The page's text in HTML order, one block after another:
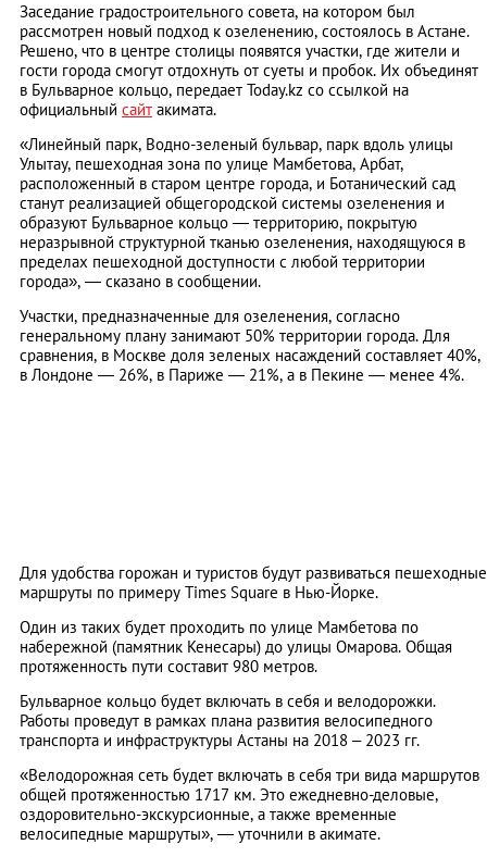
Заседание градостроительного совета, на котором был
рассмотрен новый подход к озеленению, состоялось в Астане.
Решено, что в центре столицы появятся участки, где жители и
гости города смогут отдохнуть от суеты и пробок. Их объединят
в Бульварное кольцо, передает Today.kz со ссылкой на
официальный сайт акимата.
«Линейный парк, Водно-зеленый бульвар, парк вдоль улицы
Улытау, пешеходная зона по улице Мамбетова, Арбат,
расположенный в старом центре города, и Ботанический сад
станут реализацией общегородской системы озеленения и
образуют Бульварное кольцо — территорию, покрытую
неразрывной структурной тканью озеленения, находящуюся в
пределах пешеходной доступности с любой территории
города», — сказано в сообщении.
Участки, предназначенные для озеленения, согласно
генеральному плану занимают 50% территории города. Для
сравнения, в Москве доля зеленых насаждений составляет 40%,
в Лондоне — 26%, в Париже — 21%, а в Пекине — менее 4%.
Для удобства горожан и туристов будут развиваться пешеходные
маршруты по примеру Times Square в Нью-Йорке.
Один из таких будет проходить по улице Мамбетова по
набережной (памятник Кенесары) до улицы Омарова. Общая
протяженность пути составит 980 метров.
Бульварное кольцо будет включать в себя и велодорожки.
Работы проведут в рамках плана развития велосипедного
транспорта и инфраструктуры Астаны на 2018 – 2023 гг.
«Велодорожная сеть будет включать в себя три вида маршрутов
общей протяженностью 1717 км. Это ежедневно-деловые,
оздоровительно-экскурсионные, а также временные
велосипедные маршруты», — уточнили в акимате.